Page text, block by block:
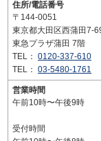
住所/電話番号
〒144-0051
東京都大田区西蒲田7-
東急プラザ蒲田 7階
TEL： 0120-337-610
TEL： 03-5480-1761
営業時間
午前10時〜午後9時
受付時間